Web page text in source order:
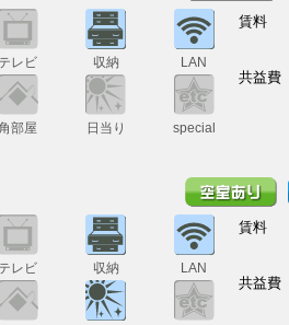
テレビ 収納 LAN
部屋 日当り special
賃料
共益費
テレビ 収納 LAN
賃料
共益費